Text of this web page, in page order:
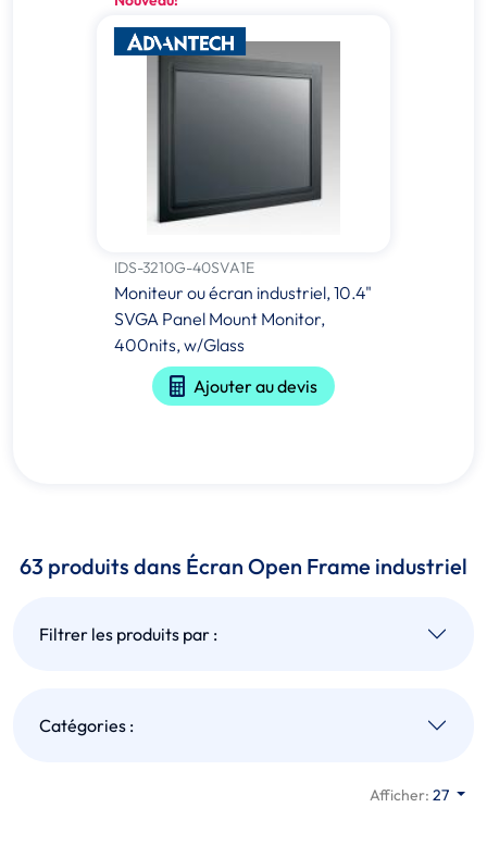
IDS-3210G-40SVA1E
Moniteur ou écran industriel, 10.4"
SVGA Panel Mount Monitor,
400nits, w/Glass
Ajouter au devis
63 produits dans Écran Open Frame industriel
Filtrer les produits par :
Catégories :
Afficher:27